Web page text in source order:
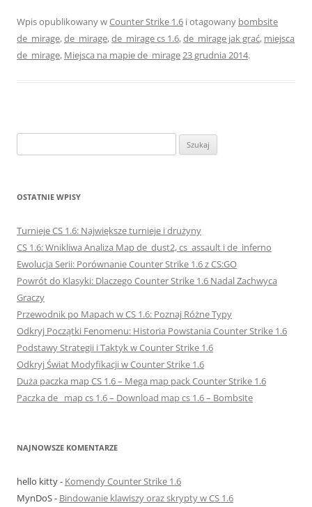
Wpis opublikowany wCounter Strike 1.6 i otagowany bombsite
de_mirage,de_mirage,de_mirage cs 1.6,de_mirage jak grać, miejsca
de_mirage, Miejsca na mapie de_mirage23 grudnia 2014.
OSTATNIE WPISY
Turnieje CS 1.6: Największe turnieje i drużyny
CS 1.6: Wnikliwa Analiza Map de_dust2, cs_assault i de_inferno
Ewolucja Serii: Porównanie Counter Strike 1.6 z CS:GO
Powrót do Klasyki: Dlaczego Counter Strike 1.6 Nadal Zachwyca
Graczy
Przewodnik po Mapach w CS 1.6: Poznaj Różne Typy
Odkryj Początki Fenomenu: Historia Powstania Counter Strike 1.6
Podstawy Strategii i Taktyk w Counter Strike 1.6
Odkryj Świat Modyfikacji w Counter Strike 1.6
Duża paczka map CS 1.6 – Mega map pack Counter Strike 1.6
Paczka de_ map cs 1.6 – Download map cs 1.6 – Bombsite
NAJNOWSZE KOMENTARZE
hello kitty- Komendy Counter Strike 1.6
MynDoS- Bindowanie klawiszy oraz skrypty w CS 1.6